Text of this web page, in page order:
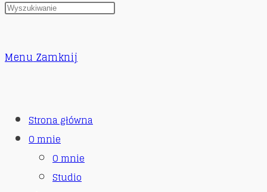
Menu Zamknij
Strona główna
O mnie
O mnie
Studio